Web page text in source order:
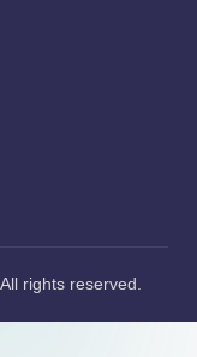
rights reserved.